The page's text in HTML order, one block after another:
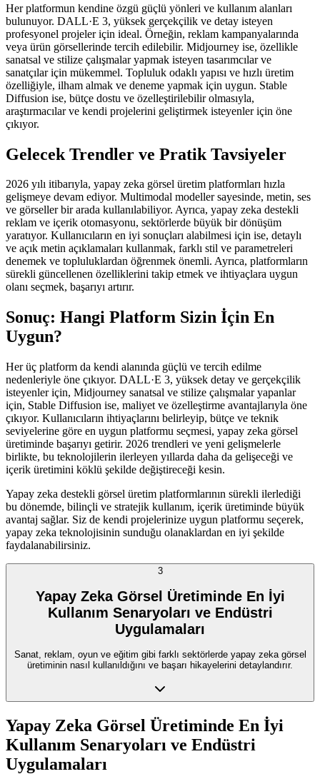
Her platformun kendine özgü güçlü yönleri ve kullanım alanları
bulunuyor. DALL·E 3, yüksek gerçekçilik ve detay isteyen
profesyonel projeler için ideal. Örneğin, reklam kampanyalarında
veya ürün görsellerinde tercih edilebilir. Midjourney ise, özellikle
sanatsal ve stilize çalışmalar yapmak isteyen tasarımcılar ve
sanatçılar için mükemmel. Topluluk odaklı yapısı ve hızlı üretim
özelliğiyle, ilham almak ve deneme yapmak için uygun. Stable
Diffusion ise, bütçe dostu ve özelleştirilebilir olmasıyla,
araştırmacılar ve kendi projelerini geliştirmek isteyenler için öne
çıkıyor.
Gelecek Trendler ve Pratik Tavsiyeler
2026 yılı itibarıyla, yapay zeka görsel üretim platformları hızla
gelişmeye devam ediyor. Multimodal modeller sayesinde, metin, ses
ve görseller bir arada kullanılabiliyor. Ayrıca, yapay zeka destekli
reklam ve içerik otomasyonu, sektörlerde büyük bir dönüşüm
yaratıyor. Kullanıcıların en iyi sonuçları alabilmesi için ise, detaylı
ve açık metin açıklamaları kullanmak, farklı stil ve parametreleri
denemek ve topluluklardan öğrenmek önemli. Ayrıca, platformların
sürekli güncellenen özelliklerini takip etmek ve ihtiyaçlara uygun
olanı seçmek, başarıyı artırır.
Sonuç: Hangi Platform Sizin İçin En
Uygun?
Her üç platform da kendi alanında güçlü ve tercih edilme
nedenleriyle öne çıkıyor. DALL·E 3, yüksek detay ve gerçekçilik
isteyenler için, Midjourney sanatsal ve stilize çalışmalar yapanlar
için, Stable Diffusion ise, maliyet ve özelleştirme avantajlarıyla öne
çıkıyor. Kullanıcıların ihtiyaçlarını belirleyip, bütçe ve teknik
seviyelerine göre en uygun platformu seçmesi, yapay zeka görsel
üretiminde başarıyı getirir. 2026 trendleri ve yeni gelişmelerle
birlikte, bu teknolojilerin ilerleyen yıllarda daha da gelişeceği ve
içerik üretimini köklü şekilde değiştireceği kesin.
Yapay zeka destekli görsel üretim platformlarının sürekli ilerlediği
bu dönemde, bilinçli ve stratejik kullanım, içerik üretiminde büyük
avantaj sağlar. Siz de kendi projelerinize uygun platformu seçerek,
yapay zeka teknolojisinin sunduğu olanaklardan en iyi şekilde
faydalanabilirsiniz.
3
Yapay Zeka Görsel Üretiminde En İyi
Kullanım Senaryoları ve Endüstri
Uygulamaları
Sanat, reklam, oyun ve eğitim gibi farklı sektörlerde yapay zeka görsel
üretiminin nasıl kullanıldığını ve başarı hikayelerini detaylandırır.
Yapay Zeka Görsel Üretiminde En İyi
Kullanım Senaryoları ve Endüstri
Uygulamaları